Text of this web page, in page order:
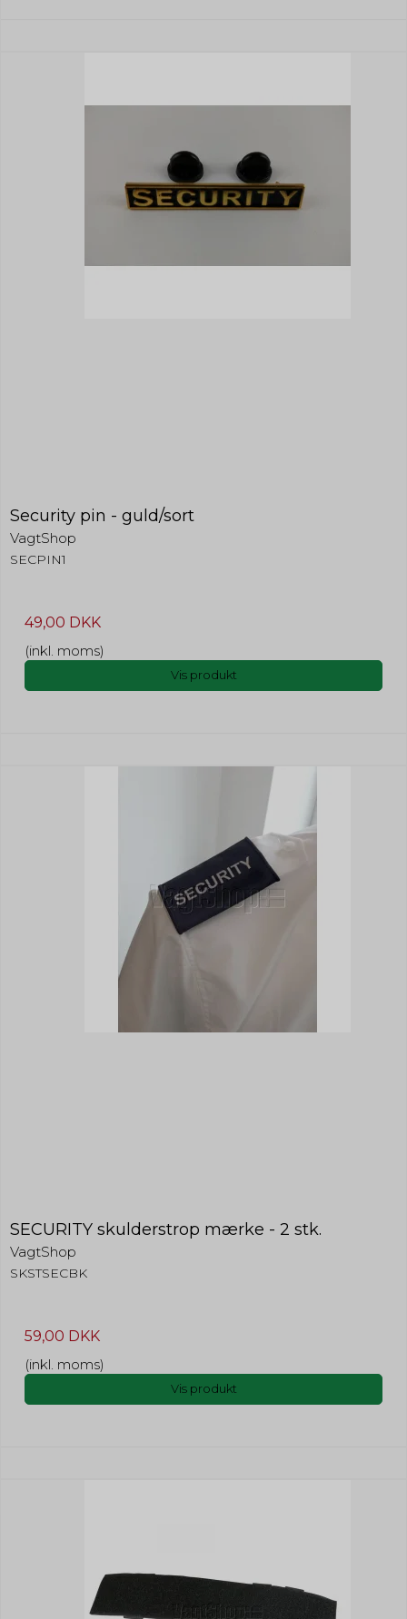
Security pin - guld/sort
VagtShop
SECPIN1
49,00 DKK
(inkl. moms)
Vis produkt
SECURITY skulderstrop mærke - 2 stk.
VagtShop
SKSTSECBK
59,00 DKK
(inkl. moms)
Vis produkt